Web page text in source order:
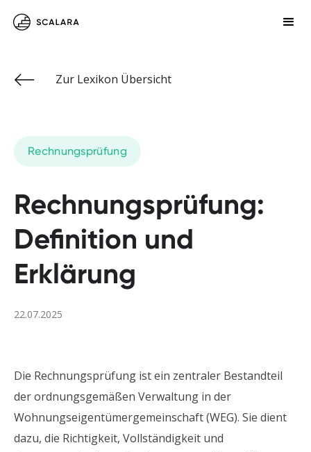
Zur Lexikon Übersicht
Rechnungsprüfung
Rechnungsprüfung:
Definition und
Erklärung
22.07.2025
Die Rechnungsprüfung ist ein zentraler Bestandteil
der ordnungsgemäßen Verwaltung in der
Wohnungseigentümergemeinschaft (WEG). Sie dient
dazu, die Richtigkeit, Vollständigkeit und